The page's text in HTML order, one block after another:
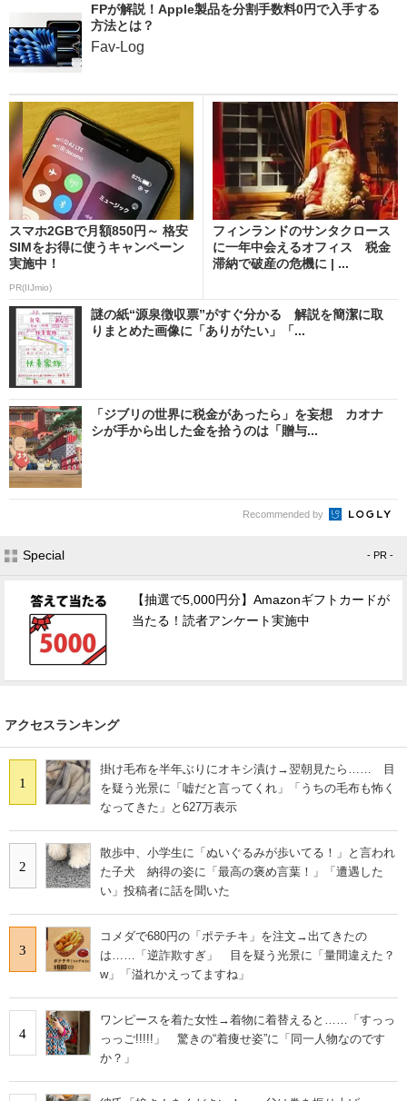
FPが解説！Apple製品を分割手数料0円で入手する
方法とは？
Fav-Log
スマホ2GBで月額850円～ 格安
SIMをお得に使うキャンペーン
実施中！
PR(IIJmio)
フィンランドのサンタクロース
に一年中会えるオフィス 税金
滞納で破産の危機に | ...
謎の紙“源泉徴収票”がすぐ分かる 解説を簡潔に取
りまとめた画像に「ありがたい」「...
「ジブリの世界に税金があったら」を妄想 カオナ
シが手から出した金を拾うのは「贈与...
Recommended by
Special - PR -
【抽選で5,000円分】Amazonギフトカードが
当たる！読者アンケート実施中
アクセスランキング
1
掛け毛布を半年ぶりにオキシ漬け→翌朝見たら…… 目
を疑う光景に「嘘だと言ってくれ」「うちの毛布も怖く
なってきた」と627万表示
2
散歩中、小学生に「ぬいぐるみが歩いてる！」と言われ
た子犬 納得の姿に「最高の褒め言葉！」「遭遇した
い」投稿者に話を聞いた
3
コメダで680円の「ポテチキ」を注文→出てきたの
は……「逆詐欺すぎ」 目を疑う光景に「量間違えた？
w」「溢れかえってますね」
4
ワンピースを着た女性→着物に着替えると……「すっっ
っっご!!!!!」 驚きの“着痩せ姿”に「同一人物なのです
か？」